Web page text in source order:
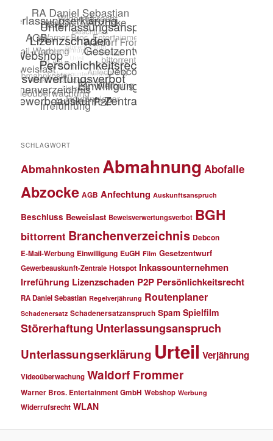
SCHLAGWORT
Abmahnkosten Abmahnung Abofalle
Abzocke AGB Anfechtung Auskunftsanspruch
Beschluss Beweislast Beweisverwertungsverbot BGH
bittorrent Branchenverzeichnis Debcon
E-Mail-Werbung Einwilligung EuGH Film Gesetzentwurf
Gewerbeauskunft-Zentrale Hotspot Inkassounternehmen
Irreführung Lizenzschaden P2P Persönlichkeitsrecht
RA Daniel Sebastian Regelverjährung Routenplaner
Schadenersatz Schadenersatzanspruch Spam Spielfilm
Störerhaftung Unterlassungsanspruch
Unterlassungserklärung Urteil Verjährung
Videoüberwachung Waldorf Frommer
Warner Bros. Entertainment GmbH Webshop Werbung
Widerrufsrecht WLAN